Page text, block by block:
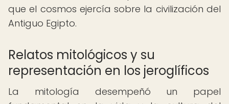
que el cosmos ejercía sobre la civilización del
Antiguo Egipto.
Relatos mitológicos y su
representación en los jeroglíficos
La mitología desempeñó un papel